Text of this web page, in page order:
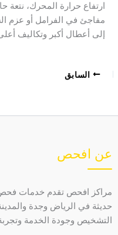
ارتفاع حرارة المحرك، نتعة
مفاجئ في الفرامل أو عزم
إلى أعطال أكبر وتكاليف
السابق
عن افحص
مراكز افحص تقدم خدمات فحص
حديثة في الرياض وجدة
التشخيص وجودة الخدمة